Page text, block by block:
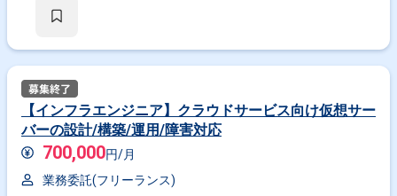
【インフラエンジニア】クラウドサービス向け仮想サー
バーの設計/構築/運用/障害対応
700,000円/月
業務委託(フリーランス)